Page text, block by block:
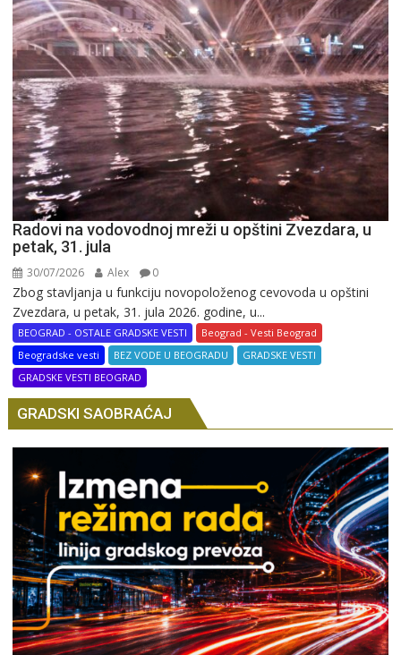
Radovi na vodovodnoj mreži u opštini Zvezdara, u
petak, 31. jula
30/07/2026 Alex 0
Zbog stavljanja u funkciju novopoloženog cevovoda u opštini
Zvezdara, u petak, 31. jula 2026. godine, u...
BEOGRAD - OSTALE GRADSKE VESTI
Beograd - Vesti Beograd
Beogradske vesti
BEZ VODE U BEOGRADU
GRADSKE VESTI
GRADSKE VESTI BEOGRAD
GRADSKI SAOBRAĆAJ